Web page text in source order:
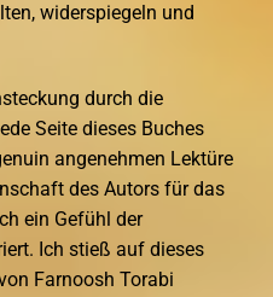
widerspiegeln und
durch die
Seite dieses Buches
angenehmen Lektüre
des Autors für das
ein Gefühl der
Ich stieß auf dieses
Farnoosh Torabi